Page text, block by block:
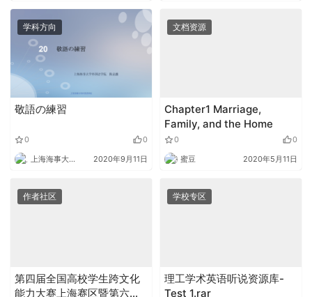
学科方向
敬語の練習
0 0
上海海事大学外语 2020年9月11日
文档资源
Chapter1 Marriage,
Family, and the Home
0 0
蜜豆 2020年5月11日
作者社区
第四届全国高校学生跨文化
能力大赛上海赛区暨第六届
学校专区
理工学术英语听说资源库-
Test 1.rar